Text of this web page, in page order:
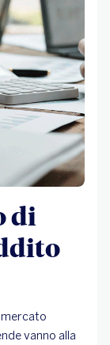
di
vanno alla